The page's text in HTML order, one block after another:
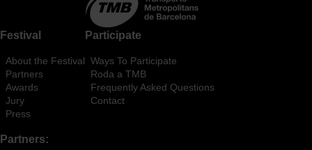
Festival
About the Festival
Partners
Awards
Jury
Press
Participate
Ways To Participate
Roda a TMB
Frequently Asked Questions
Contact
Partners: